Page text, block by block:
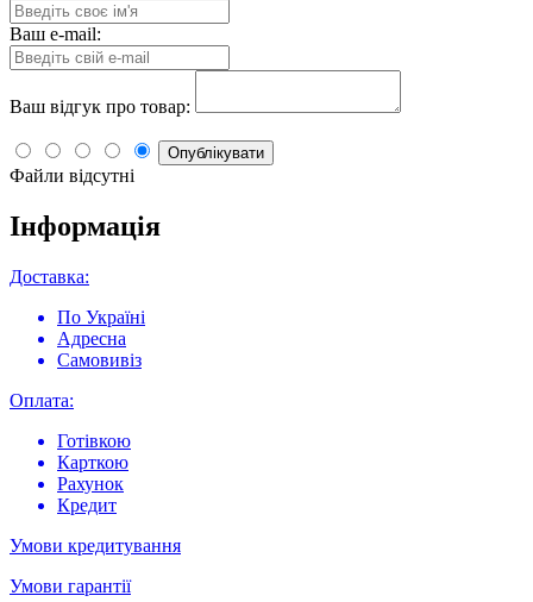
Ваш e-mail:
Ваш відгук про товар:
Опублікувати
Файли відсутні
Інформація
Доставка:
По Україні
Адресна
Самовивіз
Оплата:
Готівкою
Карткою
Рахунок
Кредит
Умови кредитування
Умови гарантії